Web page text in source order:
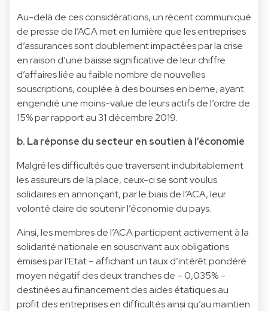
Au-delà de ces considérations, un récent communiqué
de presse de l’ACA met en lumière que les entreprises
d’assurances sont doublement impactées par la crise
en raison d’une baisse significative de leur chiffre
d’affaires liée au faible nombre de nouvelles
souscriptions, couplée à des bourses en berne, ayant
engendré une moins-value de leurs actifs de l’ordre de
15% par rapport au 31 décembre 2019.
b. La réponse du secteur en soutien à l’économie
Malgré les difficultés que traversent indubitablement
les assureurs de la place, ceux-ci se sont voulus
solidaires en annonçant, par le biais de l’ACA, leur
volonté claire de soutenir l’économie du pays.
Ainsi, les membres de l’ACA participent activement à la
solidarité nationale en souscrivant aux obligations
émises par l’Etat – affichant un taux d’intérêt pondéré
moyen négatif des deux tranches de – 0,035% –
destinées au financement des aides étatiques au
profit des entreprises en difficultés ainsi qu’au maintien